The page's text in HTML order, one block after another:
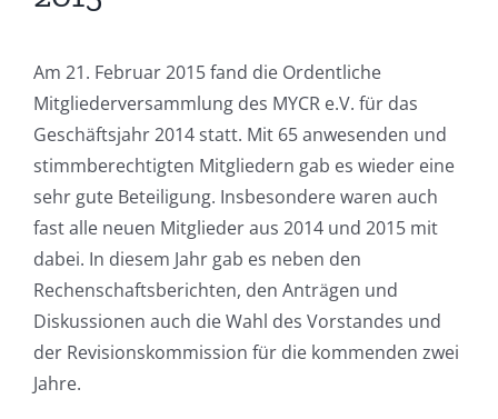
Am 21. Februar 2015 fand die Ordentliche
Mitgliederversammlung des MYCR e.V. für das
Geschäftsjahr 2014 statt. Mit 65 anwesenden und
stimmberechtigten Mitgliedern gab es wieder eine
sehr gute Beteiligung. Insbesondere waren auch
fast alle neuen Mitglieder aus 2014 und 2015 mit
dabei. In diesem Jahr gab es neben den
Rechenschaftsberichten, den Anträgen und
Diskussionen auch die Wahl des Vorstandes und
der Revisionskommission für die kommenden zwei
Jahre.